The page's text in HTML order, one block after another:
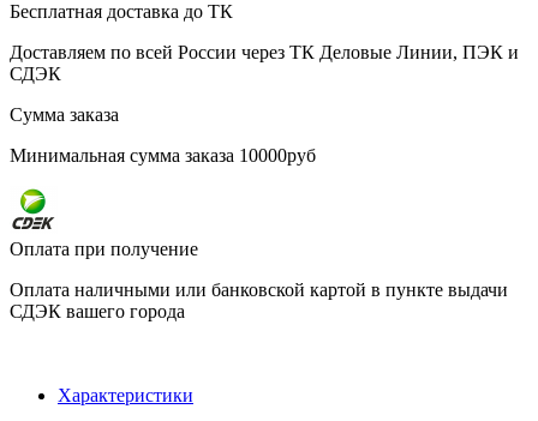
Бесплатная доставка до ТК
Доставляем по всей России через ТК Деловые Линии, ПЭК и
СДЭК
Сумма заказа
Минимальная сумма заказа 10000руб
Оплата при получение
Оплата наличными или банковской картой в пункте выдачи
СДЭК вашего города
Характеристики